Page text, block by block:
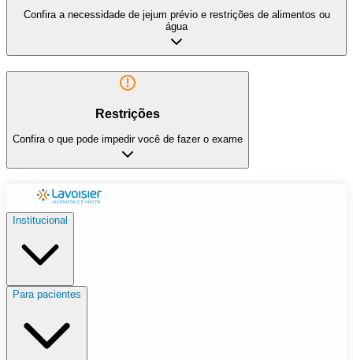
Confira a necessidade de jejum prévio e restrições de alimentos ou
água
Restrições
Confira o que pode impedir você de fazer o exame
Institucional
Para pacientes